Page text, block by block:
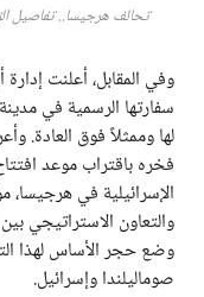
تحالف هرجيسا.. تفاصيل
وفي المقابل، أعلنت
سفارتها الرسمية في
لها وممثلاً فوق العادة.
فخره باقتراب موعد
الإسرائيلية في
والتعاون الاستراتيجي
وضع حجر الأساس لهذا
صوماليلندا وإسرائيل.